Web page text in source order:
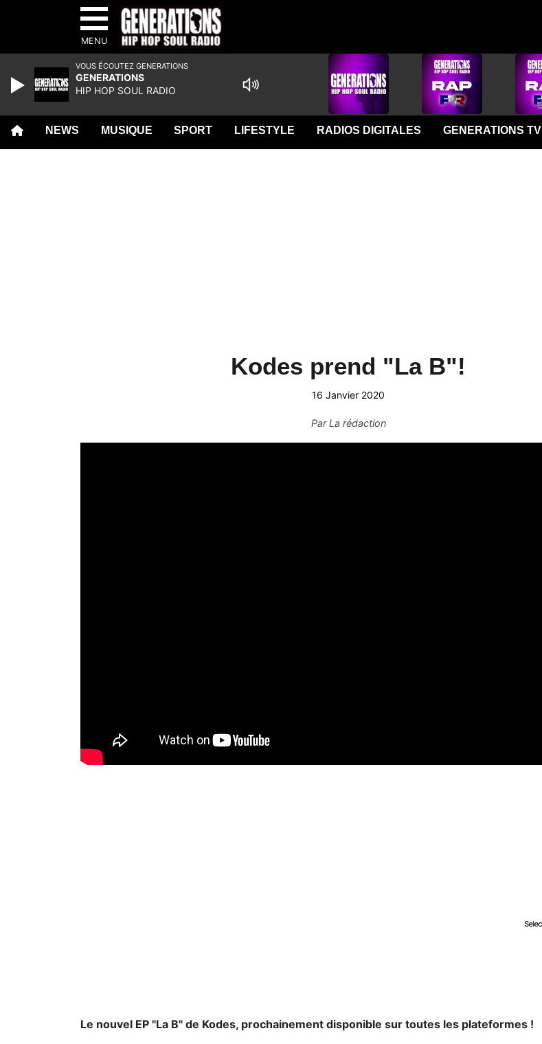
MENU
NEWS MUSIQUE SPORT LIFESTYLE RADIOS DIGITALES GENERATIONS TV
Kodes prend "La B"!
16 Janvier 2020
ParLa rédaction
Le nouvel EP "La B" de Kodes, prochainement disponible sur toutes les plateformes !
VOUS ÉCOUTEZ GENERATIONS
GENERATIONS
HIP HOP SOUL RADIO